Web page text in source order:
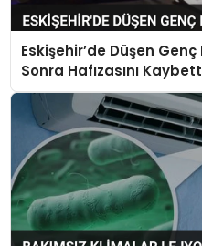
Eskişehir’de Düşen
Sonra Hafızasını